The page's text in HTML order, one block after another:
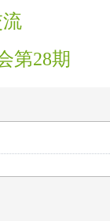
麦
》一麦
的日子》二
二麦
国梦》二麦
第28期